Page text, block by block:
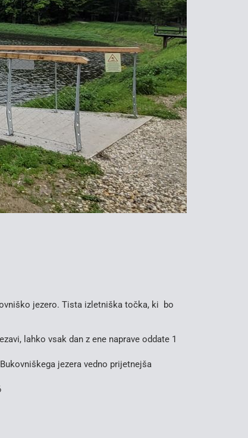
jezero. Tista izletniška točka, ki bo
lahko vsak dan z ene naprave oddate 1
jezera vedno prijetnejša